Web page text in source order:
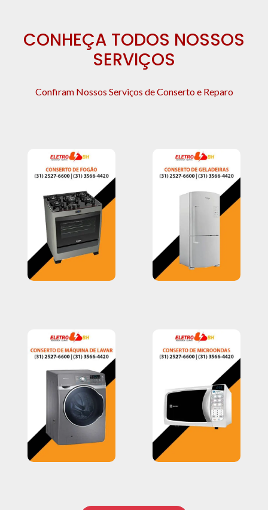
CONHEÇA TODOS NOSSOS
SERVIÇOS
Confiram Nossos Serviços de Conserto e Reparo